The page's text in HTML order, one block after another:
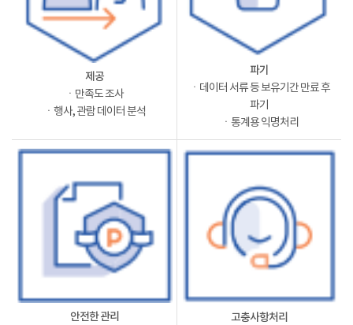
제공
ㆍ만족도 조사
ㆍ행사, 관람 데이터 분석
파기
ㆍ데이터 서류 등 보유기간 만료 후
파기
ㆍ통계용 익명처리
안전한 관리 고충사항처리